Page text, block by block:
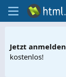
Jetzt anmelden
kostenlos!